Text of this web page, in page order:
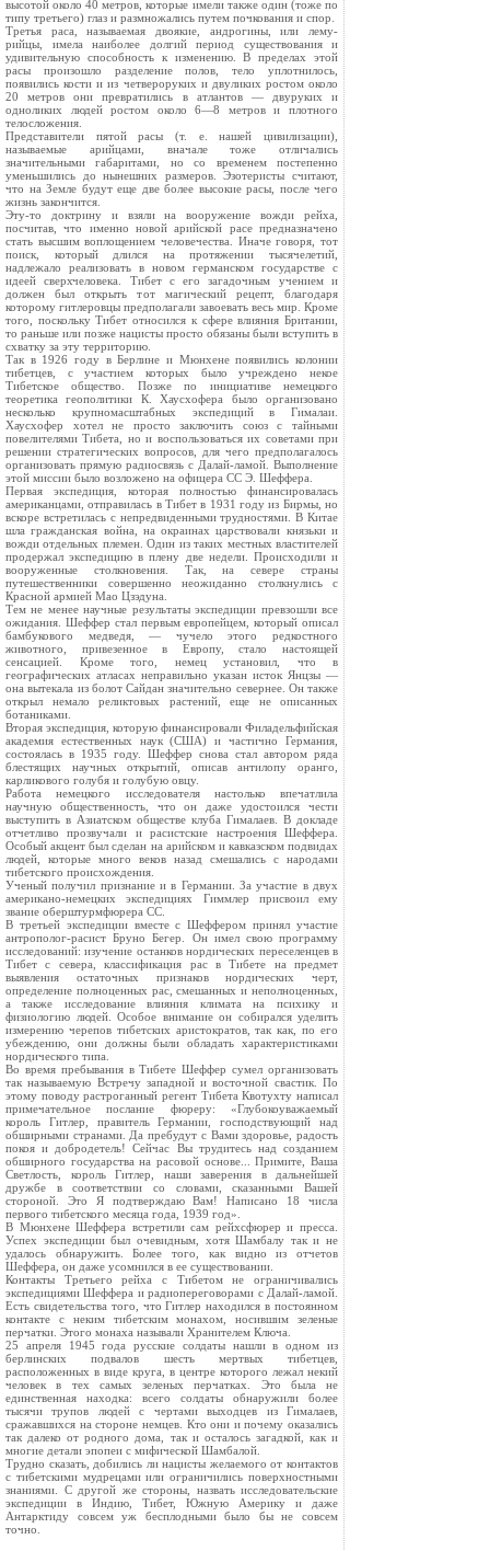
высотой около 40 метров, которые имели также один (тоже по
типу третьего) глаз и размножались путем почкования и спор.
Третья раса, называемая двоякие, андрогины, или лему-
рийцы, имела наиболее долгий период существования и
удивительную способность к изменению. В пределах этой
расы произошло разделение полов, тело уплотнилось,
появились кости и из четвероруких и двуликих ростом около
20 метров они превратились в атлантов — двуруких и
одноликих людей ростом около 6—8 метров и плотного
телосложения.
Представители пятой расы (т. е. нашей цивилизации),
называемые арийцами, вначале тоже отличались
значительными габаритами, но со временем постепенно
уменьшились до нынешних размеров. Эзотеристы считают,
что на Земле будут еще две более высокие расы, после чего
жизнь закончится.
Эту-то доктрину и взяли на вооружение вожди рейха,
посчитав, что именно новой арийской расе предназначено
стать высшим воплощением человечества. Иначе говоря, тот
поиск, который длился на протяжении тысячелетий,
надлежало реализовать в новом германском государстве с
идеей сверхчеловека. Тибет с его загадочным учением и
должен был открыть тот магический рецепт, благодаря
которому гитлеровцы предполагали завоевать весь мир. Кроме
того, поскольку Тибет относился к сфере влияния Британии,
то раньше или позже нацисты просто обязаны были вступить в
схватку за эту территорию.
Так в 1926 году в Берлине и Мюнхене появились колонии
тибетцев, с участием которых было учреждено некое
Тибетское общество. Позже по инициативе немецкого
теоретика геополитики К. Хаусхофера было организовано
несколько крупномасштабных экспедиций в Гималаи.
Хаусхофер хотел не просто заключить союз с тайными
повелителями Тибета, но и воспользоваться их советами при
решении стратегических вопросов, для чего предполагалось
организовать прямую радиосвязь с Далай-ламой. Выполнение
этой миссии было возложено на офицера СС Э. Шеффера.
Первая экспедиция, которая полностью финансировалась
американцами, отправилась в Тибет в 1931 году из Бирмы, но
вскоре встретилась с непредвиденными трудностями. В Китае
шла гражданская война, на окраинах царствовали князьки и
вожди отдельных племен. Один из таких местных властителей
продержал экспедицию в плену две недели. Происходили и
вооруженные столкновения. Так, на севере страны
путешественники совершенно неожиданно столкнулись с
Красной армией Мао Цзэдуна.
Тем не менее научные результаты экспедиции превзошли все
ожидания. Шеффер стал первым европейцем, который описал
бамбукового медведя, — чучело этого редкостного
животного, привезенное в Европу, стало настоящей
сенсацией. Кроме того, немец установил, что в
географических атласах неправильно указан исток Янцзы —
она вытекала из болот Сайдан значительно севернее. Он также
открыл немало реликтовых растений, еще не описанных
ботаниками.
Вторая экспедиция, которую финансировали Филадельфийская
академия естественных наук (США) и частично Германия,
состоялась в 1935 году. Шеффер снова стал автором ряда
блестящих научных открытий, описав антилопу оранго,
карликового голубя и голубую овцу.
Работа немецкого исследователя настолько впечатлила
научную общественность, что он даже удостоился чести
выступить в Азиатском обществе клуба Гималаев. В докладе
отчетливо прозвучали и расистские настроения Шеффера.
Особый акцент был сделан на арийском и кавказском подвидах
людей, которые много веков назад смешались с народами
тибетского происхождения.
Ученый получил признание и в Германии. За участие в двух
американо-немецких экспедициях Гиммлер присвоил ему
звание оберштурмфюрера СС.
В третьей экспедиции вместе с Шеффером принял участие
антрополог-расист Бруно Бегер. Он имел свою программу
исследований: изучение останков нордических переселенцев в
Тибет с севера, классификация рас в Тибете на предмет
выявления остаточных признаков нордических черт,
определение полноценных рас, смешанных и неполноценных,
а также исследование влияния климата на психику и
физиологию людей. Особое внимание он собирался уделить
измерению черепов тибетских аристократов, так как, по его
убеждению, они должны были обладать характеристиками
нордического типа.
Во время пребывания в Тибете Шеффер сумел организовать
так называемую Встречу западной и восточной свастик. По
этому поводу растроганный регент Тибета Квотухту написал
примечательное послание фюреру: «Глубокоуважаемый
король Гитлер, правитель Германии, господствующий над
обширными странами. Да пребудут с Вами здоровье, радость
покоя и добродетель! Сейчас Вы трудитесь над созданием
обширного государства на расовой основе... Примите, Ваша
Светлость, король Гитлер, наши заверения в дальнейшей
дружбе в соответствии со словами, сказанными Вашей
стороной. Это Я подтверждаю Вам! Написано 18 числа
первого тибетского месяца года, 1939 год».
В Мюнхене Шеффера встретили сам рейхсфюрер и пресса.
Успех экспедиции был очевидным, хотя Шамбалу так и не
удалось обнаружить. Более того, как видно из отчетов
Шеффера, он даже усомнился в ее существовании.
Контакты Третьего рейха с Тибетом не ограничивались
экспедициями Шеффера и радиопереговорами с Далай-ламой.
Есть свидетельства того, что Гитлер находился в постоянном
контакте с неким тибетским монахом, носившим зеленые
перчатки. Этого монаха называли Хранителем Ключа.
25 апреля 1945 года русские солдаты нашли в одном из
берлинских подвалов шесть мертвых тибетцев,
расположенных в виде круга, в центре которого лежал некий
человек в тех самых зеленых перчатках. Это была не
единственная находка: всего солдаты обнаружили более
тысячи трупов людей с чертами выходцев из Гималаев,
сражавшихся на стороне немцев. Кто они и почему оказались
так далеко от родного дома, так и осталось загадкой, как и
многие детали эпопеи с мифической Шамбалой.
Трудно сказать, добились ли нацисты желаемого от контактов
с тибетскими мудрецами или ограничились поверхностными
знаниями. С другой же стороны, назвать исследовательские
экспедиции в Индию, Тибет, Южную Америку и даже
Антарктиду совсем уж бесплодными было бы не совсем
точно.